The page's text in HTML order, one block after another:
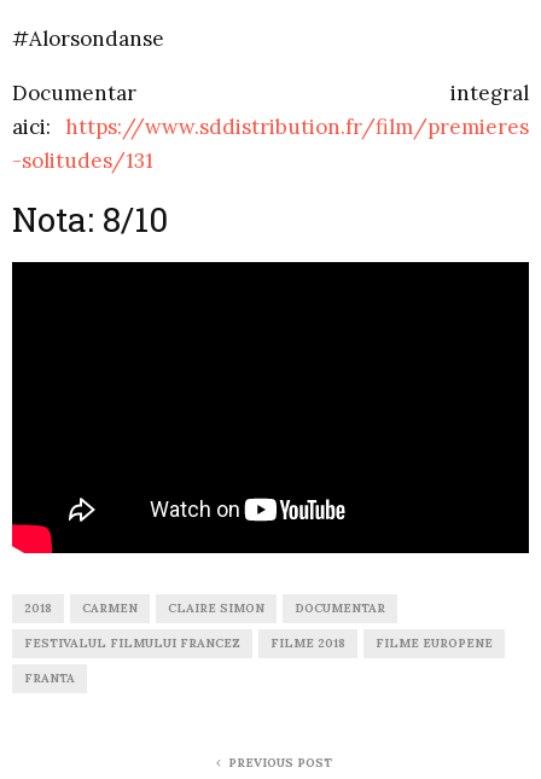
#Alorsondanse
Documentar integral
aici: https://www.sddistribution.fr/film/premieres
-solitudes/131
Nota: 8/10
2018 CARMEN CLAIRE SIMON DOCUMENTAR
FESTIVALUL FILMULUI FRANCEZ FILME 2018 FILME EUROPENE
FRANTA
PREVIOUS POST